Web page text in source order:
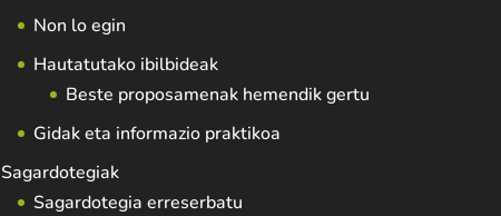
Non lo egin
Hautatutako ibilbideak
Beste proposamenak hemendik gertu
Gidak eta informazio praktikoa
Sagardotegiak
Sagardotegia erreserbatu